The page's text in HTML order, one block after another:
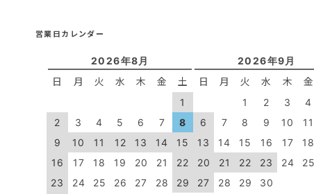
営業日カレンダー
2026年8月
日 月 火 水 木 金 土
1
2
3 4 5 6 7
8
9
10 11 12 13 14
15
16
17 18 19 20 21
22
23
24 25 26 27 28 29
2026年9月
日 月 火 水 木 金
1 2 3
4
6
7 8 9 10
11
13
14 15 16 17
20
21 22 23 24
27
28 29 30